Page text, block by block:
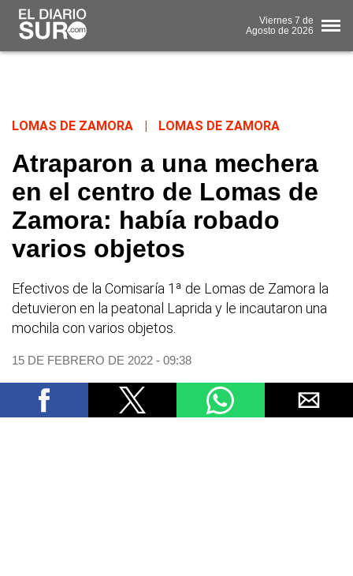
Viernes 7 de
Agosto de 2026
LOMAS DE ZAMORA LOMAS DE ZAMORA
Atraparon a una mechera
en el centro de Lomas de
Zamora: había robado
varios objetos
Efectivos de la Comisaría 1ª de Lomas de Zamora la
detuvieron en la peatonal Laprida y le incautaron una
mochila con varios objetos.
15 DE FEBRERO DE 2022 - 09:38